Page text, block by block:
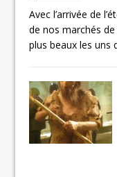
Avec l’arrivée de
de nos marchés
plus beaux les uns